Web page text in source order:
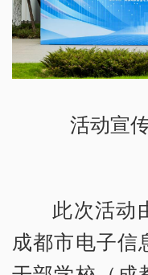
活动宣
此次活动
成都市电子信